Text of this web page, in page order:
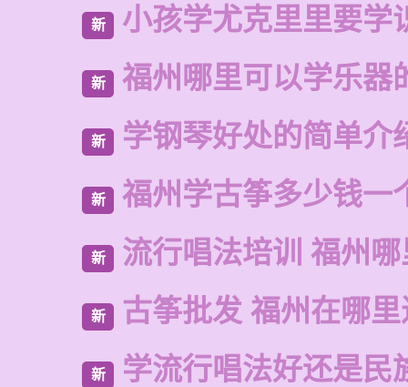
新 小孩学尤克里里要学
新 福州哪里可以学乐器
新 学钢琴好处的简单介
新 福州学古筝多少钱一
新 流行唱法培训 福州
新 古筝批发 福州在哪
新 学流行唱法好还是民